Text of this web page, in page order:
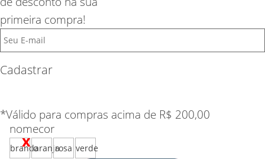
primeira compra!
Cadastrar
*Válido para compras acima de R$ 200,00
nomecor
brancolaranjarosa verde